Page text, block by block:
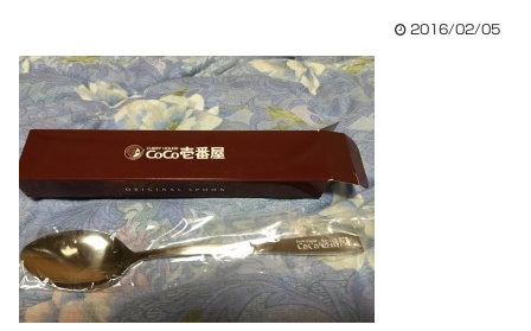
2016/02/05